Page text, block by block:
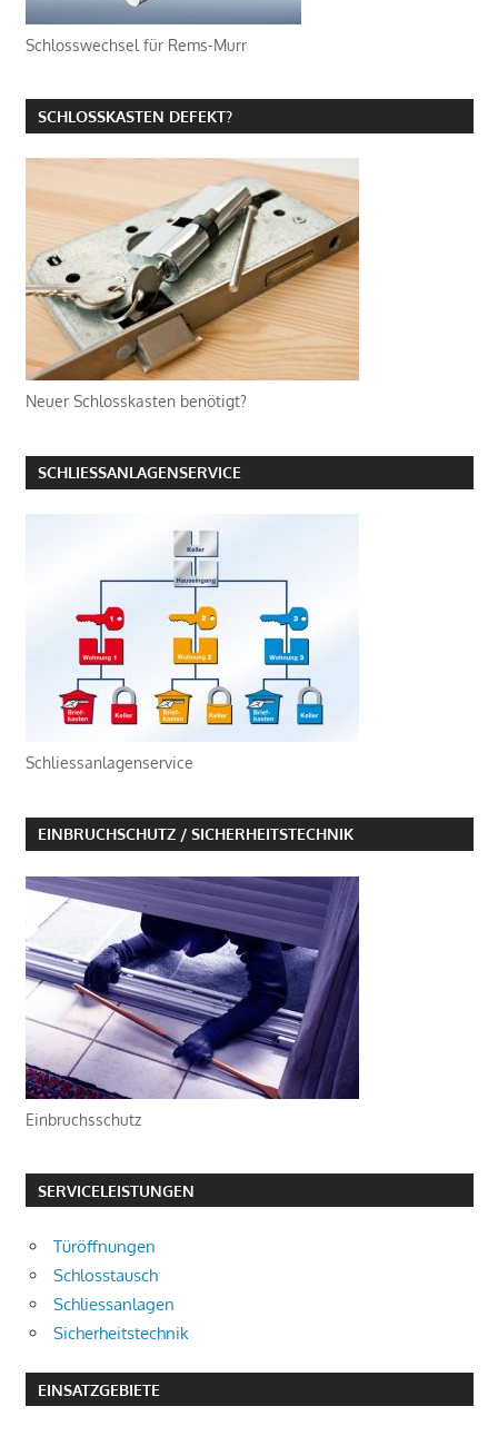
Schlosswechsel für Rems-Murr
SCHLOSSKASTEN DEFEKT?
Neuer Schlosskasten benötigt?
SCHLIESSANLAGENSERVICE
Schliessanlagenservice
EINBRUCHSCHUTZ / SICHERHEITSTECHNIK
Einbruchsschutz
SERVICELEISTUNGEN
Türöffnungen
Schlosstausch
Schliessanlagen
Sicherheitstechnik
EINSATZGEBIETE